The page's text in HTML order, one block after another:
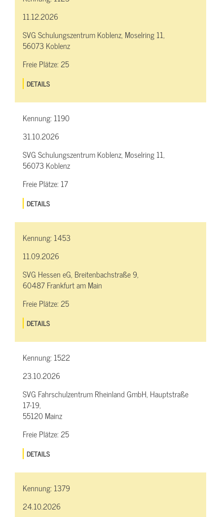
11.12.2026
SVG Schulungszentrum Koblenz, Moselring 11,
56073 Koblenz
Freie Plätze:25
DETAILS
Kennung: 1190
31.10.2026
SVG Schulungszentrum Koblenz, Moselring 11,
56073 Koblenz
Freie Plätze: 17
DETAILS
Kennung: 1453
11.09.2026
SVG Hessen eG, Breitenbachstraße 9,
60487 Frankfurt am Main
Freie Plätze:25
DETAILS
Kennung: 1522
23.10.2026
SVG Fahrschulzentrum Rheinland GmbH, Hauptstraße
17-19,
55120 Mainz
Freie Plätze:25
DETAILS
Kennung: 1379
24.10.2026